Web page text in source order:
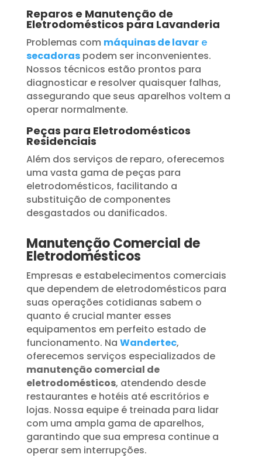
Reparos e Manutenção de
Eletrodomésticos para Lavanderia
Problemas com máquinas de lavare
secadoraspodem ser inconvenientes.
Nossos técnicos estão prontos para
diagnosticar e resolver quaisquer falhas,
assegurando que seus aparelhos voltem a
operar normalmente.
Peças para Eletrodomésticos
Residenciais
Além dos serviços de reparo, oferecemos
uma vasta gama de peças para
eletrodomésticos, facilitando a
substituição de componentes
desgastados ou danificados.
Manutenção Comercial de
Eletrodomésticos
Empresas e estabelecimentos comerciais
que dependem de eletrodomésticos para
suas operações cotidianas sabem o
quanto é crucial manter esses
equipamentos em perfeito estado de
funcionamento. Na Wandertec,
oferecemos serviços especializados de
manutenção comercial de
eletrodomésticos, atendendo desde
restaurantes e hotéis até escritórios e
lojas. Nossa equipe é treinada para lidar
com uma ampla gama de aparelhos,
garantindo que sua empresa continue a
operar sem interrupções.